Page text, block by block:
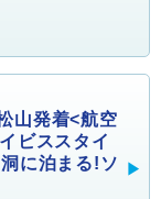
山発着<航空
ビススタイ
に泊まる!ソ